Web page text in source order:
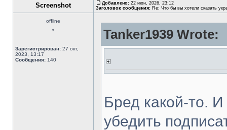
Screenshot Добавлено: 22 июн, 2026, 23:12
Заголовок сообщения: Re: Что бы вы хотели сказать
offline
*
Зарегистрирован: 27 окт,
2023, 13:17
Сообщения: 140
Tanker1939 Wrote:
Бред какой-то.
убедить